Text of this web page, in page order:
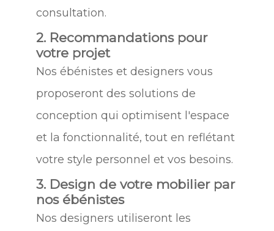
consultation.
2. Recommandations pour
votre projet
Nos ébénistes et designers vous
proposeront des solutions de
conception qui optimisent l'espace
et la fonctionnalité, tout en reflétant
votre style personnel et vos besoins.
3. Design de votre mobilier par
nos ébénistes
Nos designers utiliseront les